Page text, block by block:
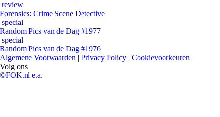
review
Forensics: Crime Scene Detective
special
Random Pics van de Dag #1977
special
Random Pics van de Dag #1976
Algemene Voorwaarden | Privacy Policy | Cookievoorkeuren
Volg ons
©FOK.nl e.a.